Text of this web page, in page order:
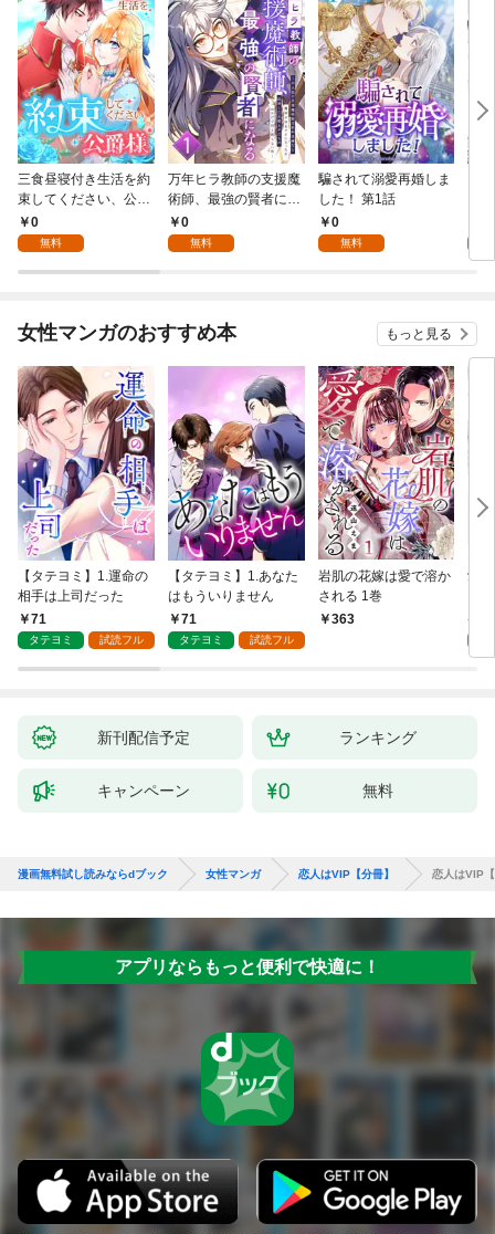
三食昼寝付き生活を約
束してください、公爵
様 1話
0
無料
万年ヒラ教師の支援魔
術師、最強の賢者にな
る～不人気の支援魔術
師は給料泥棒だと魔術
らない件～ 第1話
0
無料
騙されて溺愛再婚しま
した！ 第1話
0
無料
女性マンガのおすすめ本 もっと見る
【タテヨミ】1.運命の
相手は上司だった
71
タテヨミ 試読フル
【タテヨミ】1.あなた
はもういりません
71
タテヨミ 試読フル
岩肌の花嫁は愛で溶か
される 1巻
363
愛
新刊配信予定 ランキング
キャンペーン 無料
漫画無料試し読みならdブック 女性マンガ 恋人はVIP【分冊】 恋人はVIP
アプリならもっと便利で快適に！